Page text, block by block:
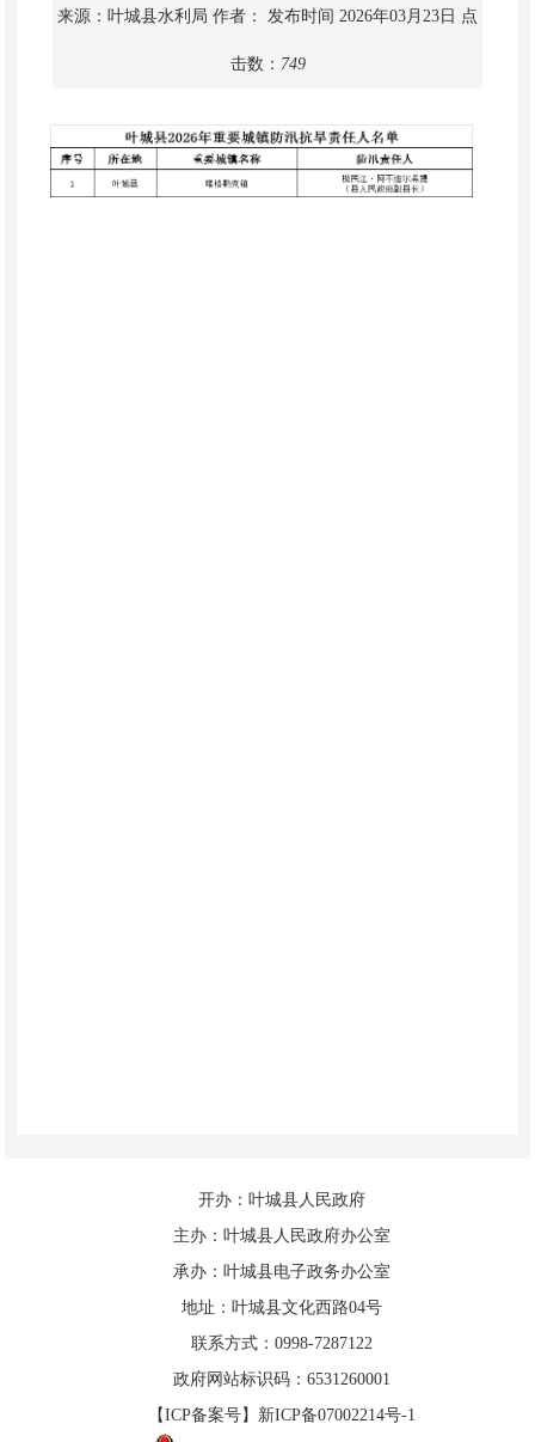
来源：叶城县水利局 作者： 发布时间 2026年03月23日 点
击数： 749
开办：叶城县人民政府
主办：叶城县人民政府办公室
承办：叶城县电子政务办公室
地址：叶城县文化西路04号
联系方式：0998-7287122
政府网站标识码：6531260001
【ICP备案号】新ICP备07002214号-1